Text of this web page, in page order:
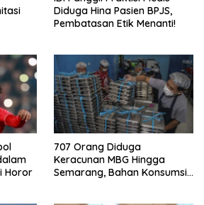
Diduga Hina Pasien BPJS,
Pembatasan Etik Menanti!
Horor
707 Orang Diduga
Keracunan MBG Hingga
Semarang, Bahan Konsumsi